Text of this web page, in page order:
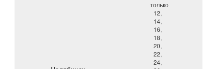
только
12,
14,
16,
18,
20,
22,
24,